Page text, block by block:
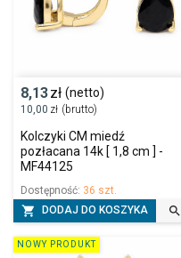
8,13zł (netto)
10,00 zł (brutto)
Kolczyki CM miedź
pozłacana 14k [ 1,8 cm ] -
MF44125
Dostępność: 36 szt.
 DODAJ DO KOSZYKA 
NOWY PRODUKT